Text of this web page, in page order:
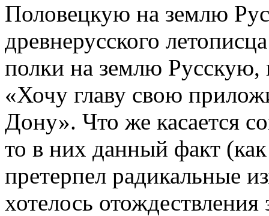
Половецкую на землю
древнерусского
полки на землю
«Хочу главу свою
Дону». Что же касается
то в них данный факт
претерпел радикальные
хотелось